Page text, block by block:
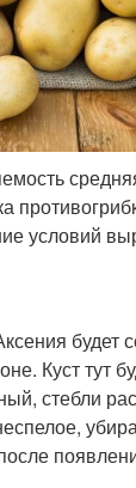
условий
будет
Куст тут
стебли